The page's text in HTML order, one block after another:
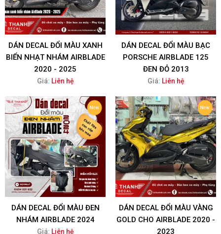
DÁN DECAL ĐỔI MÀU XANH
BIỂN NHẠT NHÁM AIRBLADE
2020 - 2025
Giá: Liên hệ
DÁN DECAL ĐỔI MÀU BẠC
PORSCHE AIRBLADE 125
ĐEN ĐỎ 2013
Giá: Liên hệ
DÁN DECAL ĐỔI MÀU ĐEN
NHÁM AIRBLADE 2024
Giá: Liên hệ
DÁN DECAL ĐỔI MÀU VÀNG
GOLD CHO AIRBLADE 2020 -
2023